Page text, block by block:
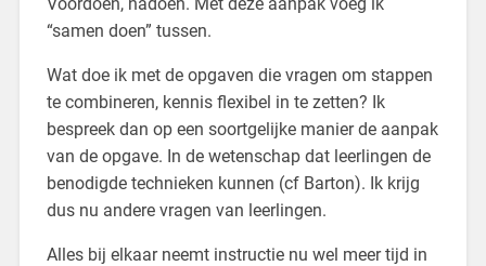
“samen doen” tussen.
Wat doe ik met de opgaven die vragen om stappen
te combineren, kennis flexibel in te zetten? Ik
bespreek dan op een soortgelijke manier de aanpak
van de opgave. In de wetenschap dat leerlingen de
benodigde technieken kunnen (cf Barton). Ik krijg
dus nu andere vragen van leerlingen.
Alles bij elkaar neemt instructie nu wel meer tijd in